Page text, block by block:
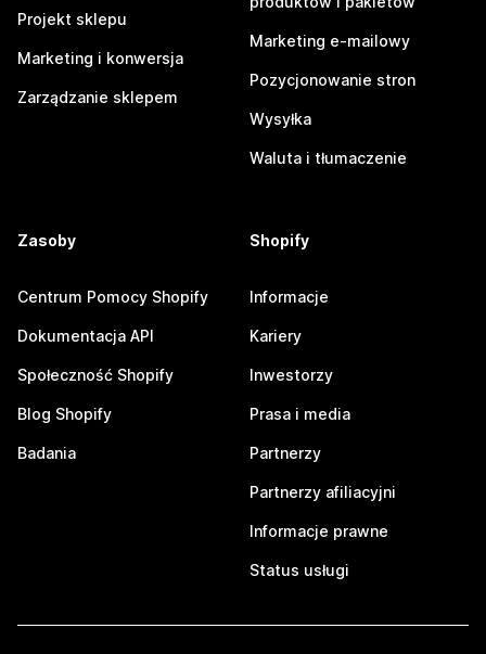
Projekt sklepu
Marketing i konwersja
Zarządzanie sklepem
Marketing e-mailowy
Pozycjonowanie stron
Wysyłka
Waluta i tłumaczenie
Zasoby
Centrum Pomocy Shopify
Dokumentacja API
Społeczność Shopify
Blog Shopify
Badania
Shopify
Informacje
Kariery
Inwestorzy
Prasa i media
Partnerzy
Partnerzy afiliacyjni
Informacje prawne
Status usługi